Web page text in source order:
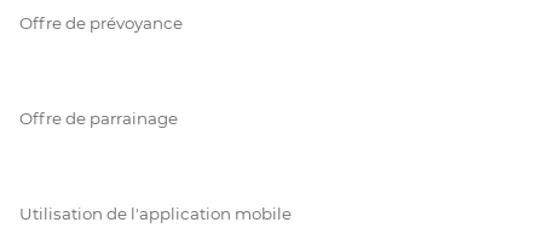
Offre de prévoyance
Offre de parrainage
Utilisation de l'application mobile